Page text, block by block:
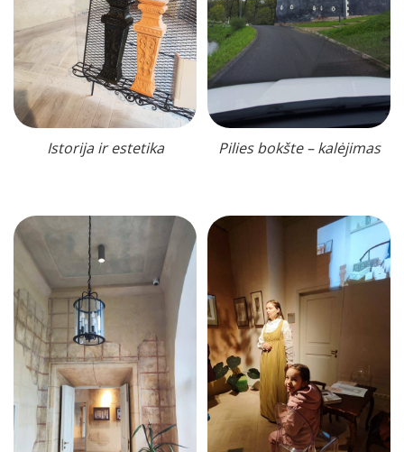
Istorija ir estetika Pilies bokšte – kalėjimas